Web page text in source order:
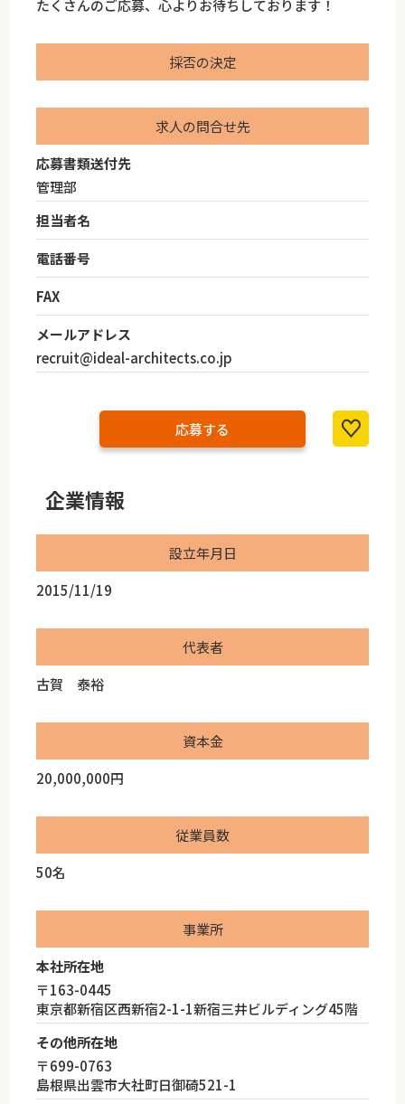
たくさんのご応募、心よりお待ちしております！
採否の決定
求人の問合せ先
応募書類送付先
管理部
担当者名
電話番号
FAX
メールアドレス
recruit@ideal-architects.co.jp
応募する
企業情報
設立年月日
2015/11/19
代表者
古賀 泰裕
資本金
20,000,000円
従業員数
50名
事業所
本社所在地
〒163-0445
東京都新宿区西新宿2-1-1新宿三井ビルディング45階
その他所在地
〒699-0763
島根県出雲市大社町日御碕521-1